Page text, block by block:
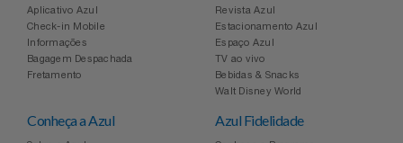
Aplicativo Azul
Check-in Mobile
Informações
Bagagem Despachada
Fretamento
Revista Azul
Estacionamento Azul
Espaço Azul
TV ao vivo
Bebidas & Snacks
Walt Disney World
Conheça a Azul Azul Fidelidade